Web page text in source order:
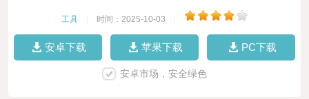
工具 时间：2025-10-03
安卓下载 苹果下载 PC下载
安卓市场，安全绿色